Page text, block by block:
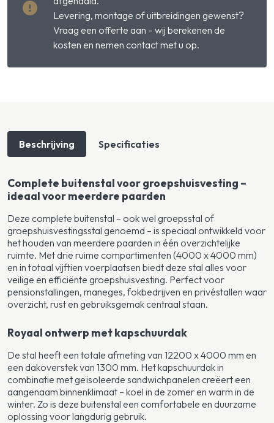
Levering, montage of uitbreidingen gewenst?
Vraag een offerte aan – wij berekenen de
kosten en nemen contact met u op.
Beschrijving Specificaties
Complete buitenstal voor groepshuisvesting –
ideaal voor meerdere paarden
Deze complete buitenstal – ook wel groepsstal of
groepshuisvestingsstal genoemd – is speciaal ontwikkeld voor
het houden van meerdere paarden in één overzichtelijke
ruimte. Met drie ruime compartimenten (4000 x 4000 mm)
en in totaal vijftien voerplaatsen biedt deze stal alles voor
veilige en efficiënte groepshuisvesting. Perfect voor
pensionstallingen, maneges, fokbedrijven en privéstallen waar
overzicht, rust en gebruiksgemak centraal staan.
Royaal ontwerp met kapschuurdak
De stal heeft een totale afmeting van 12200 x 4000 mm en
een dakoverstek van 1300 mm. Het kapschuurdak in
combinatie met geïsoleerde sandwichpanelen creëert een
aangenaam binnenklimaat – koel in de zomer en warm in de
winter. Zo is deze buitenstal een comfortabele en duurzame
oplossing voor langdurig gebruik.